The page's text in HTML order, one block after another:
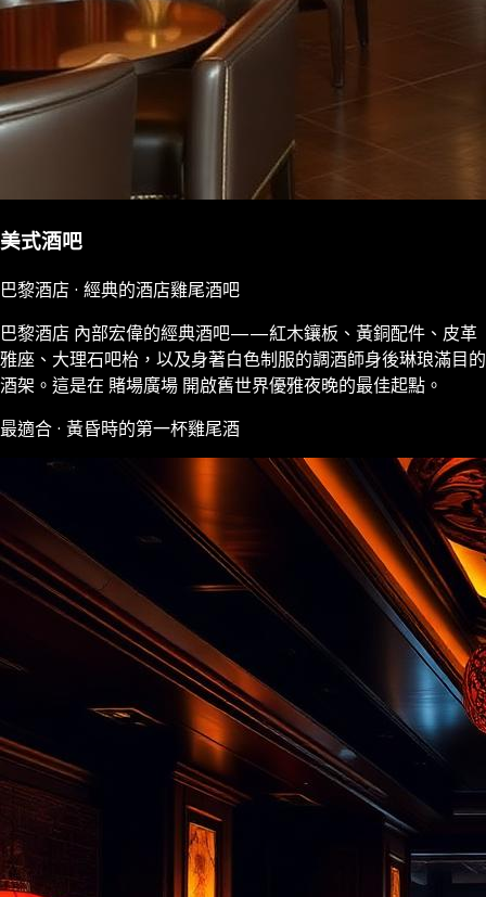
美式酒吧
巴黎酒店 · 經典的酒店雞尾酒吧
巴黎酒店 內部宏偉的經典酒吧——紅木鑲板、黃銅配件、皮革
雅座、大理石吧枱，以及身著白色制服的調酒師身後琳琅滿目的
酒架。這是在 賭場廣場 開啟舊世界優雅夜晚的最佳起點。
最適合 · 黃昏時的第一杯雞尾酒